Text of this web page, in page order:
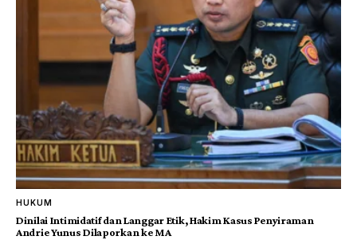
HUKUM
Dinilai Intimidatif dan Langgar Etik, Hakim Kasus Penyiraman
Andrie Yunus Dilaporkan ke MA